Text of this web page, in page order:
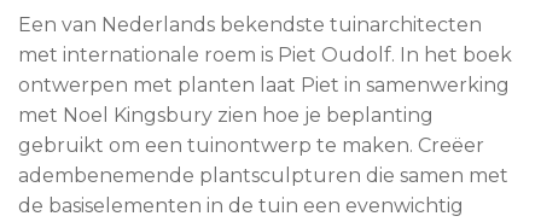
Een van Nederlands bekendste tuinarchitecten
met internationale roem is Piet Oudolf. In het boek
ontwerpen met planten laat Piet in samenwerking
met Noel Kingsbury zien hoe je beplanting
gebruikt om een tuinontwerp te maken. Creëer
adembenemende plantsculpturen die samen met
de basiselementen in de tuin een evenwichtig